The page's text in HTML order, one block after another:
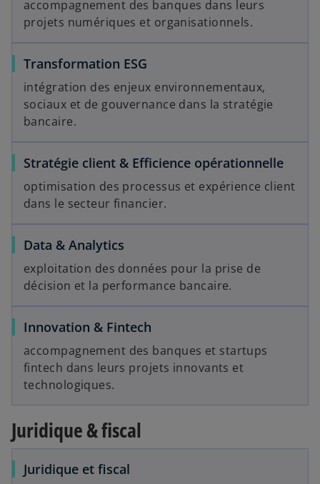
accompagnement des banques dans leurs
projets numériques et organisationnels.
Transformation ESG
intégration des enjeux environnementaux,
sociaux et de gouvernance dans la stratégie
bancaire.
Stratégie client & Efficience opérationnelle
optimisation des processus et expérience client
dans le secteur financier.
Data & Analytics
exploitation des données pour la prise de
décision et la performance bancaire.
Innovation & Fintech
accompagnement des banques et startups
fintech dans leurs projets innovants et
technologiques.
Juridique & fiscal
Juridique et fiscal